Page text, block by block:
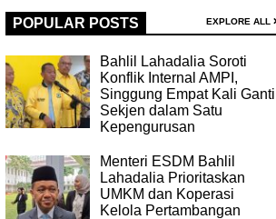
POPULAR POSTS EXPLORE ALL
Bahlil Lahadalia Soroti
Konflik Internal AMPI,
Singgung Empat Kali Ganti
Sekjen dalam Satu
Kepengurusan
Menteri ESDM Bahlil
Lahadalia Prioritaskan
UMKM dan Koperasi
Kelola Pertambangan